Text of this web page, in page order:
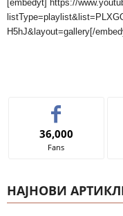
[embedyt] https://
H5hJ&layout=gallery[/
36,000
Fans
НАЈНОВИ